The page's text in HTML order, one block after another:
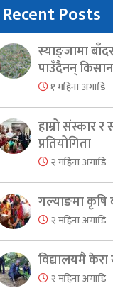
Recent Posts
स्याङ्जामा
पाउँदैनन्
१ महिना अगाडि
हाम्रो संस्कार
प्रतियोगिता
२ महिना अगाडि
गल्याङमा कृषि
२ महिना अगाडि
विद्यालयमै केरा
२ महिना अगाडि